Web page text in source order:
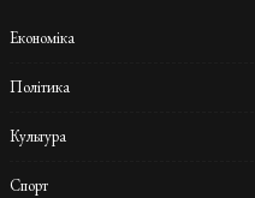
Економіка
Політика
Культура
Спорт